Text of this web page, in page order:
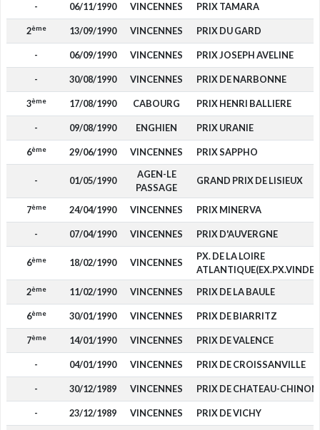
- 06/11/1990 VINCENNES PRIX TAMARA
2ème 13/09/1990 VINCENNES PRIX DU GARD
- 06/09/1990 VINCENNES PRIX JOSEPH AVELINE
- 30/08/1990 VINCENNES PRIX DE NARBONNE
3ème 17/08/1990 CABOURG PRIX HENRI BALLIERE
- 09/08/1990 ENGHIEN PRIX URANIE
6ème 29/06/1990 VINCENNES PRIX SAPPHO
- 01/05/1990
AGEN-LE
PASSAGE
GRAND PRIX DE LISIEUX
7ème 24/04/1990 VINCENNES PRIX MINERVA
- 07/04/1990 VINCENNES PRIX D'AUVERGNE
6ème 18/02/1990 VINCENNES
PX. DE LA LOIRE
2ème 11/02/1990 VINCENNES PRIX DE LA BAULE
6ème 30/01/1990 VINCENNES PRIX DE BIARRITZ
7ème 14/01/1990 VINCENNES PRIX DE VALENCE
- 04/01/1990 VINCENNES PRIX DE CROISSANVILLE
- 30/12/1989 VINCENNES PRIX DE CHATEAU-CHINON
- 23/12/1989 VINCENNES PRIX DE VICHY